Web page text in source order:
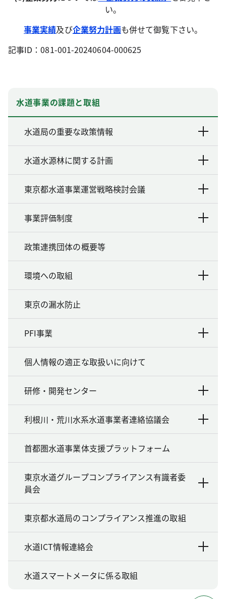
い。
事業実績及び企業努力計画も併せて御覧下さい。
記事ID：081-001-20240604-000625
水道事業の課題と取組
水道局の重要な政策情報
水道水源林に関する計画
東京都水道事業運営戦略検討会議
事業評価制度
政策連携団体の概要等
環境への取組
東京の漏水防止
PFI事業
個人情報の適正な取扱いに向けて
研修・開発センター
利根川・荒川水系水道事業者連絡協議会
首都圏水道事業体支援プラットフォーム
東京水道グループコンプライアンス有識者委
員会
東京都水道局のコンプライアンス推進の取組
水道ICT情報連絡会
水道スマートメータに係る取組